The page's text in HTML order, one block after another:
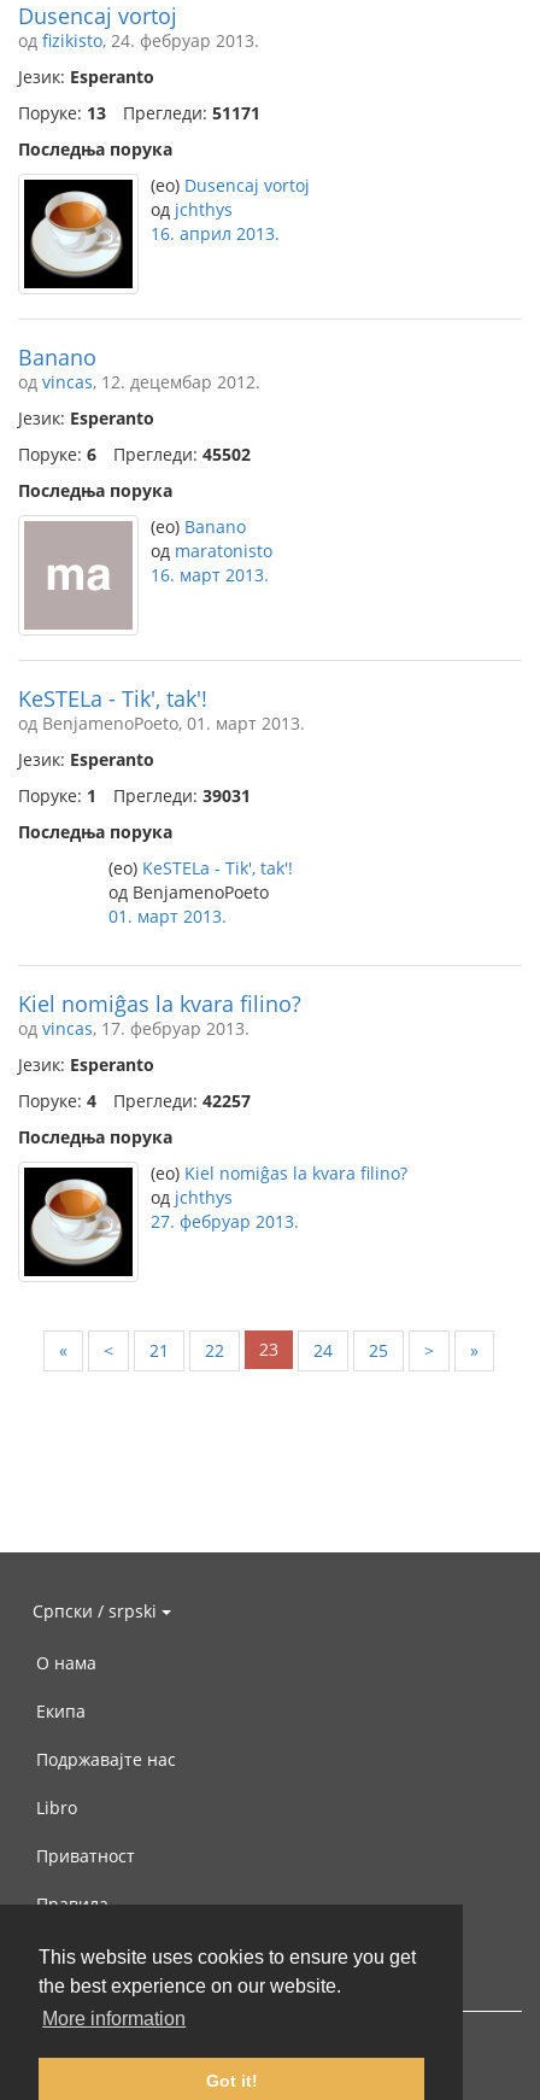
This website uses cookies to ensure you get
the best experience on our website.
More information
Got it!
Dusencaj vortoj
од fizikisto, 24. фебруар 2013.
Језик: Esperanto
Поруке: 13 Прегледи: 51171
Последња порука
(eo) Dusencaj vortoj
од jchthys
16. април 2013.
Banano
од vincas, 12. децембар 2012.
Језик: Esperanto
Поруке: 6 Прегледи: 45502
Последња порука
(eo) Banano
од maratonisto
16. март 2013.
KeSTELa - Tik', tak'!
од BenjamenoPoeto, 01. март 2013.
Језик: Esperanto
Поруке: 1 Прегледи: 39031
Последња порука
(eo) KeSTELa - Tik', tak'!
од BenjamenoPoeto
01. март 2013.
Kiel nomiĝas la kvara filino?
од vincas, 17. фебруар 2013.
Језик: Esperanto
Поруке: 4 Прегледи: 42257
Последња порука
(eo) Kiel nomiĝas la kvara filino?
од jchthys
27. фебруар 2013.
« < 21 22 23 24 25 > »
Српски / srpski
О нама
Екипа
Подржавајте нас
Libro
Приватност
Правила
Контактирајте нас